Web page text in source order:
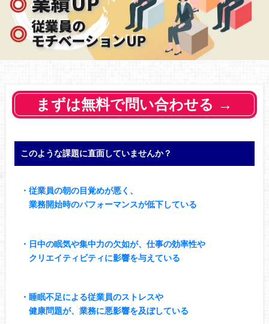
まずは無料で問い合わせる →
このような課題に直面していませんか？
・従業員の朝の目覚めが悪く、
業務開始時のパフォーマンスが低下している
・日中の眠気や集中力の欠如が、仕事の効率性や
クリエイティビティに影響を与えている
・睡眠不足による従業員のストレスや
健康問題が、業務に悪影響を及ぼしている